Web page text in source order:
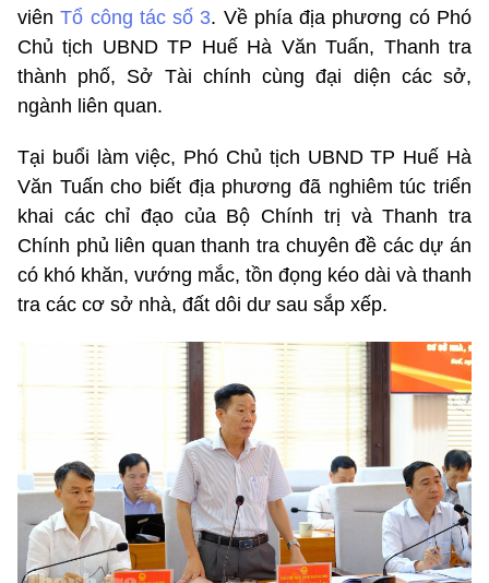
viênTổ công tác số 3. Về phía địa phương có Phó
Chủ tịch UBND TP Huế Hà Văn Tuấn, Thanh tra
thành phố, Sở Tài chính cùng đại diện các sở,
ngành liên quan.
Tại buổi làm việc, Phó Chủ tịch UBND TP Huế Hà
Văn Tuấn cho biết địa phương đã nghiêm túc triển
khai các chỉ đạo của Bộ Chính trị và Thanh tra
Chính phủ liên quan thanh tra chuyên đề các dự án
có khó khăn, vướng mắc, tồn đọng kéo dài và thanh
tra các cơ sở nhà, đất dôi dư sau sắp xếp.